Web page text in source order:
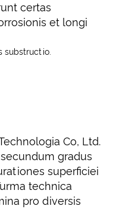
certas
et longi
substructio.
Co, Ltd.
gradus
superficiei
technica
pro diversis